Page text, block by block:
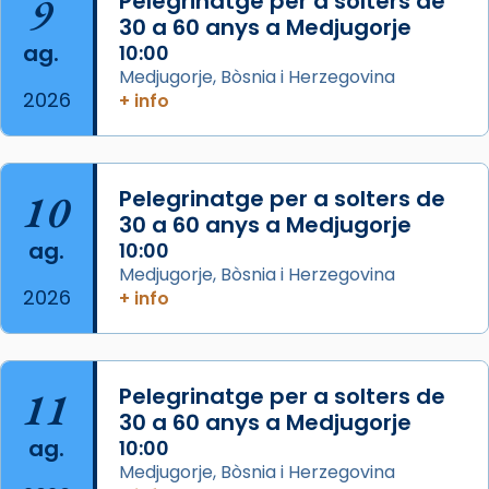
les aconseguirà el 1772. L’ofici que es canta
a la “Missa de les Santes” (“Missa de
Glòria”) fou composta el 1848 per Mn.
Manuel Blanch, amb aire d’òpera
italianitzant; s’interpreta per privilegi
pontifici, amb orquestra i cor, i té una
duració aproximada de tres hores. Després,
processó (recuperada el 1972) al voltant
del temple amb les relíquies de les santes.
Des de 1985 hi participa també un grup de
diablesses amb música i ball propis. Festa
«Si vols saber què és calor, ves per les
Santes a Mataró»🥵.
Photo
View on Facebook ·
9
ag.
2026
30 a 60 anys a Medjugorje
10:00
Medjugorje, Bòsnia i Herzegovina
+ info
10
ag.
2026
Pelegrinatge per a solters de
30 a 60 anys a Medjugorje
10:00
Medjugorje, Bòsnia i Herzegovina
+ info
11
ag.
Pelegrinatge per a solters de
30 a 60 anys a Medjugorje
10:00
Medjugorje, Bòsnia i Herzegovina